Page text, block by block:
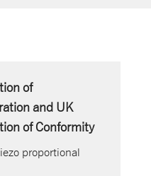
of
and UK
of Conformity
proportional